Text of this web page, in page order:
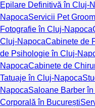
Epilare Definitivă în Cluj-
NapocaServicii Pet
Fotografie în Cluj-Napoca
Cluj-NapocaCabinete de
de Psihologie în Cluj-
NapocaCabinete de
Tatuaje în Cluj-Napoca
NapocaSaloane Barber
Corporală în București